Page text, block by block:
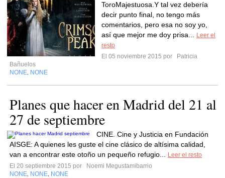
ToroMajestuosa.Y tal vez debería
decir punto final, no tengo más
comentarios, pero esa no soy yo,
así que mejor me doy prisa...
Leer el
resto
El 05 noviembre 2015 por
Patricia
Bañuelos
NONE NONE
Planes que hacer en Madrid del 21 al
27 de septiembre
CINE. Cine y Justicia en Fundación
AISGE: A quienes les guste el cine clásico de altísima calidad,
van a encontrar este otoño un pequeño refugio...
Leer el resto
El 20 septiembre 2015 por
Noemi Megustamibarrio
NONE NONE NONE